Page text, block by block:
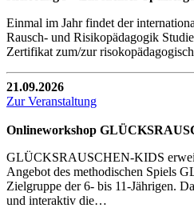
Einmal im Jahr findet der
Rausch- und Risikopädagogik
Zertifikat zum/zur
21.09.2026
Zur Veranstaltung
Onlineworkshop
GLÜCKSRAUSCHEN-KIDS
Angebot des methodischen Spiels
Zielgruppe der 6- bis 11-Jährigen.
und interaktiv die…